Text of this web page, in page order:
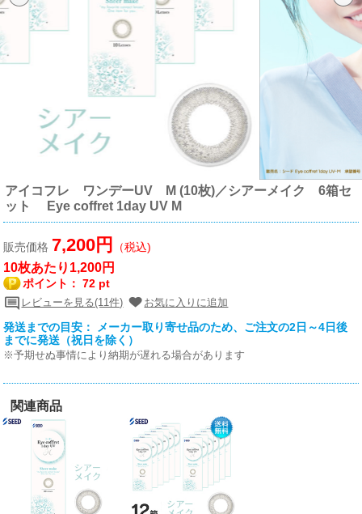
アイコフレ ワンデーUV M (10枚)／シアーメイク 6箱セ
ット Eye coffret 1day UV M
販売価格 7,200円 （税込)
10枚あたり1,200円
ポイント：72 pt
レビューを見る(11件) お気に入りに追加
発送までの目安： メーカー取り寄せ品のため、ご注文の2日～4日後
までに発送（祝日を除く）
※予期せぬ事情により納期が遅れる場合があります
関連商品